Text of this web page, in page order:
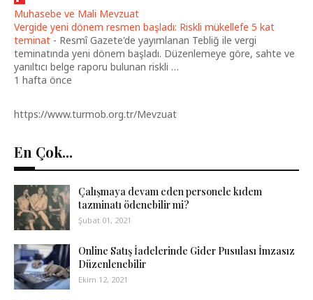
Muhasebe ve Mali Mevzuat
Vergide yeni dönem resmen başladı: Riskli mükellefe 5 kat
teminat - Resmî Gazete'de yayımlanan Tebliğ ile vergi
teminatında yeni dönem başladı. Düzenlemeye göre, sahte ve
yanıltıcı belge raporu bulunan riskli …
1 hafta önce
https://www.turmob.org.tr/Mevzuat
En Çok...
Çalışmaya devam eden personele kıdem
tazminatı ödenebilir mi?
Şubat 01, 2021
Online Satış İadelerinde Gider Pusulası İmzasız
Düzenlenebilir
Ekim 12, 2021